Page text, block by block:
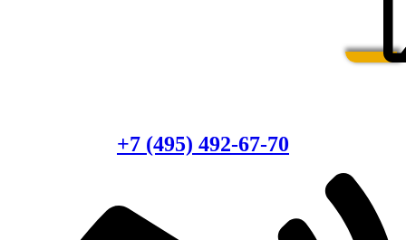
+7 (495) 492-67-70